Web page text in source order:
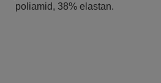
poliamid, 38% elastan.